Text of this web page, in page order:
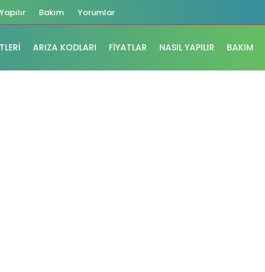
Bakım Yorumlar
ARIZA KODLARI FIYATLAR NASIL YAPILIR BAKIM